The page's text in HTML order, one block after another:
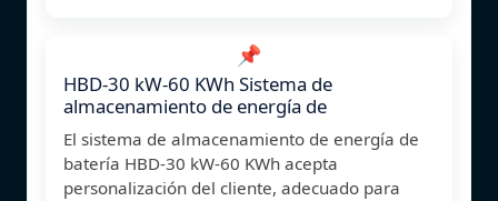
📌
HBD-30 kW-60 KWh Sistema de
almacenamiento de energía de
El sistema de almacenamiento de energía de
batería HBD-30 kW-60 KWh acepta
personalización del cliente, adecuado para